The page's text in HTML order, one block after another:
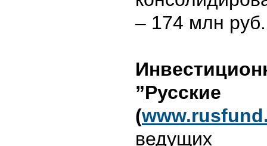
– 174 млн руб.
(
ведущих